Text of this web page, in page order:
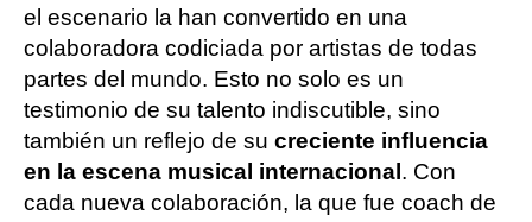
el escenario la han convertido en una
colaboradora codiciada por artistas de todas
partes del mundo. Esto no solo es un
testimonio de su talento indiscutible, sino
también un reflejo de su creciente influencia
en la escena musical internacional . Con
cada nueva colaboración, la que fue coach de